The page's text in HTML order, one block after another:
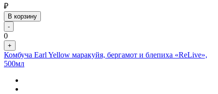
₽
В корзину
-
0
+
Комбуча Earl Yellow маракуйя, бергамот и блепиха «ReLive»,
500мл